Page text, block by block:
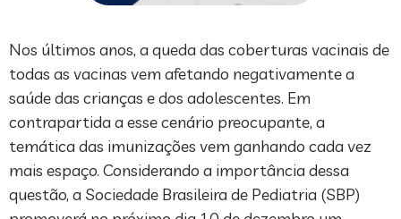
Nos últimos anos, a queda das coberturas vacinais de
todas as vacinas vem afetando negativamente a
saúde das crianças e dos adolescentes. Em
contrapartida a esse cenário preocupante, a
temática das imunizações vem ganhando cada vez
mais espaço. Considerando a importância dessa
questão, a Sociedade Brasileira de Pediatria (SBP)